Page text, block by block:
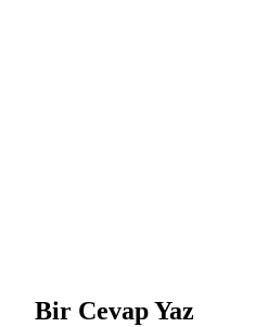
Bir Cevap Yaz